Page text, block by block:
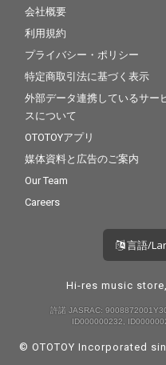
会社概要
利用規約
プライバシー・ポリシー
特定商取引法に基づく表示
外部データ連携しているサー
スについて
OTOTOYアプリ
媒体資料と広告のご案内
Our Team
Careers
言語/
Hi-res music
許諾 JASRAC:
ID000000232,
© OTOTOY Incorporated